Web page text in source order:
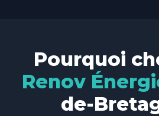
Pourquoi
Renov
de-